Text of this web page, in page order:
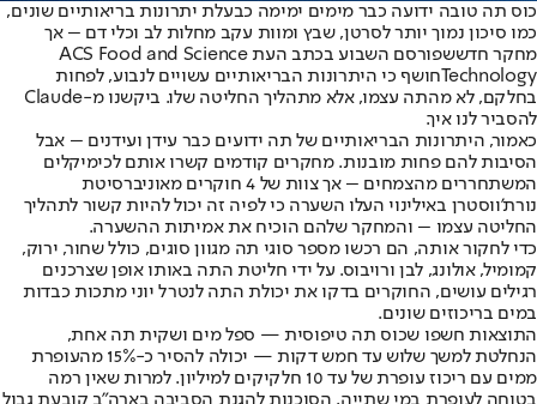
כוס תה טובה ידועה כבר מימים ימימה כבעלת יתרונות בריאותיים שונים,
כמו סיכון נמוך יותר לסרטן, שבץ ומוות עקב מחלות לב וכלי דם – אך
מחקר חדש
שפורסם השבוע בכתב העת ACS Food and Science
Technologyחושף כי היתרונות הבריאותיים עשויים לנבוע, לפחות
בחלקם, לא מהתה עצמו, אלא מתהליך החליטה שלו. ביקשנו מ-Claude
להסביר לנו איך.
כאמור, היתרונות הבריאותיים של תה ידועים כבר עידן ועידנים – אבל
הסיבות להם פחות מובנות. מחקרים קודמים קשרו אותם לכימיקלים
המשתחררים מהצמחים – אך צוות של 4 חוקרים מאוניברסיטת
נורת’ווסטרן באילינוי העלו השערה כי לפיה זה יכול להיות קשור לתהליך
החליטה עצמו – והמחקר שלהם הוכיח את אמיתות ההשערה.
כדי לחקור אותה, הם רכשו מספר סוגי תה מגוון סוגים, כולל שחור, ירוק,
קמומיל, אולונג, לבן ורויבוס. על ידי חליטת התה באותו אופן שצרכנים
רגילים עושים, החוקרים בדקו את יכולת התה לנטרל יוני מתכות כבדות
במים בריכוזים שונים.
התוצאות חשפו שכוס תה טיפוסית — ספל מים ושקית תה אחת,
הנחלטת למשך שלוש עד חמש דקות — יכולה להסיר כ-15% מהעופרת
ממים עם ריכוז עופרת של עד 10 חלקיקים למיליון. למרות שאין רמה